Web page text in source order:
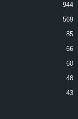
944
569
85
66
60
48
43